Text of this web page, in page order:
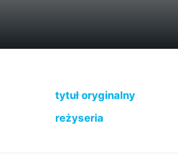
tytuł oryginalny
reżyseria